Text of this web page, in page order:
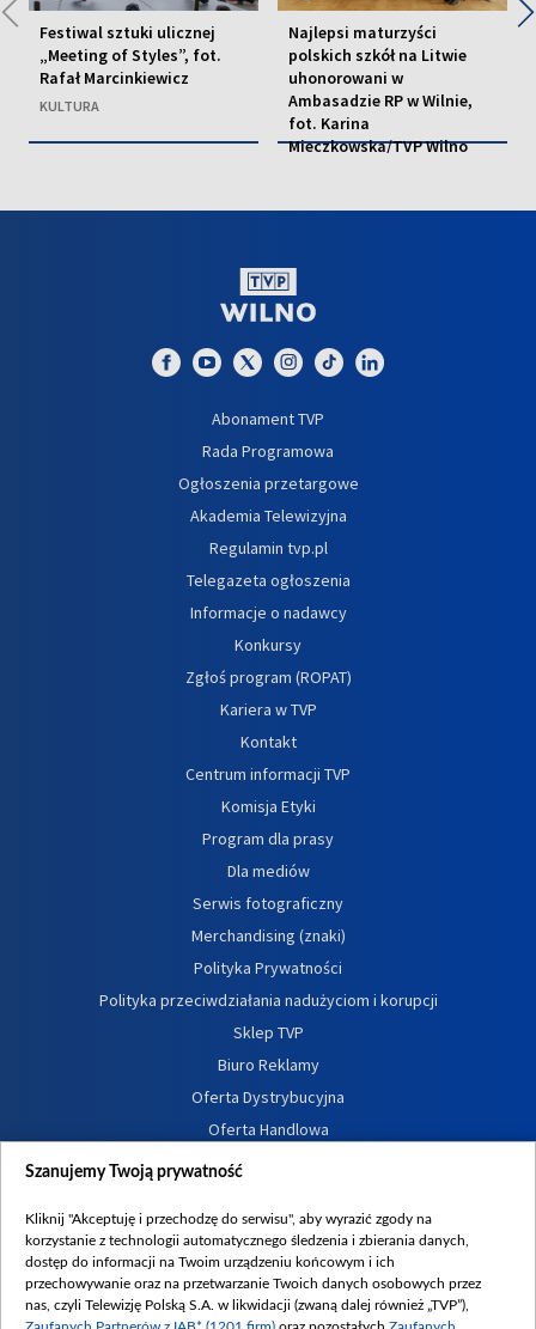
Festiwal sztuki ulicznej
„Meeting of Styles”, fot.
Rafał Marcinkiewicz
KULTURA
Najlepsi maturzyści
polskich szkół na Litwie
uhonorowani w
Ambasadzie RP w Wilnie,
fot. Karina
Mieczkowska/TVP Wilno
◀ ▶
Abonament TVP
Rada Programowa
Ogłoszenia przetargowe
Akademia Telewizyjna
Regulamin tvp.pl
Telegazeta ogłoszenia
Informacje o nadawcy
Konkursy
Zgłoś program (ROPAT)
Kariera w TVP
Kontakt
Centrum informacji TVP
Komisja Etyki
Program dla prasy
Dla mediów
Serwis fotograficzny
Merchandising (znaki)
Polityka Prywatności
Polityka przeciwdziałania nadużyciom i korupcji
Sklep TVP
Biuro Reklamy
Oferta Dystrybucyjna
Oferta Handlowa
Dostępność
Procedura zgłoszeń wewnętrznych
Szanujemy Twoją prywatność
Kliknij "Akceptuję i przechodzę do serwisu", aby wyrazić zgody na
korzystanie z technologii automatycznego śledzenia i zbierania danych,
dostęp do informacji na Twoim urządzeniu końcowym i ich
przechowywanie oraz na przetwarzanie Twoich danych osobowych przez
nas, czyli Telewizję Polską S.A. w likwidacji (zwaną dalej również „TVP”),